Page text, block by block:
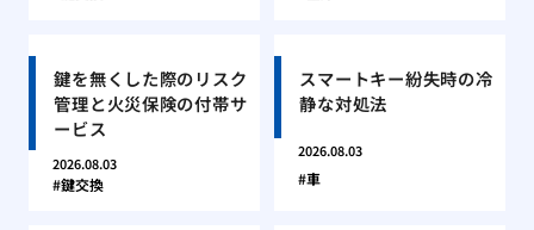
鍵を無くした際のリスク
管理と火災保険の付帯サ
ービス
2026.08.03
鍵交換
スマートキー紛失時の冷
静な対処法
2026.08.03
車